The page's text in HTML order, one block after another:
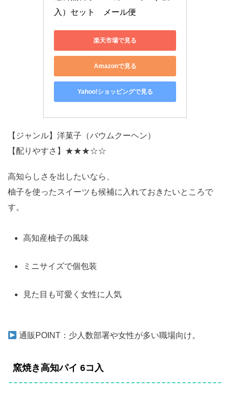
入）セット　メール便
楽天市場で見る
Amazonで見る
Yahoo!ショッピングで見る
【ジャンル】洋菓子（バウムクーヘン）
【配りやすさ】★★★☆☆
高知らしさを出したいなら、
柚子を使ったスイーツも候補に入れておきたいところで
す。
高知産柚子の風味
ミニサイズで個包装
見た目も可愛く女性に人気
通販POINT：少人数部署や女性が多い職場向け。
窯焼き高知パイ 6コ入